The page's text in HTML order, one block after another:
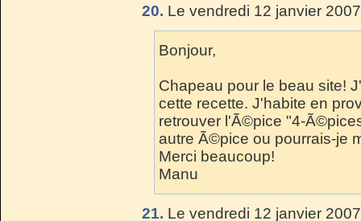
20. Le vendredi 12 janvier
Bonjour,
Chapeau pour le beau site!
cette recette. J'habite en
retrouver l'Ã©pice "4-
autre Ã©pice ou pourrais-je
Merci beaucoup!
Manu
21. Le vendredi 12 janvier